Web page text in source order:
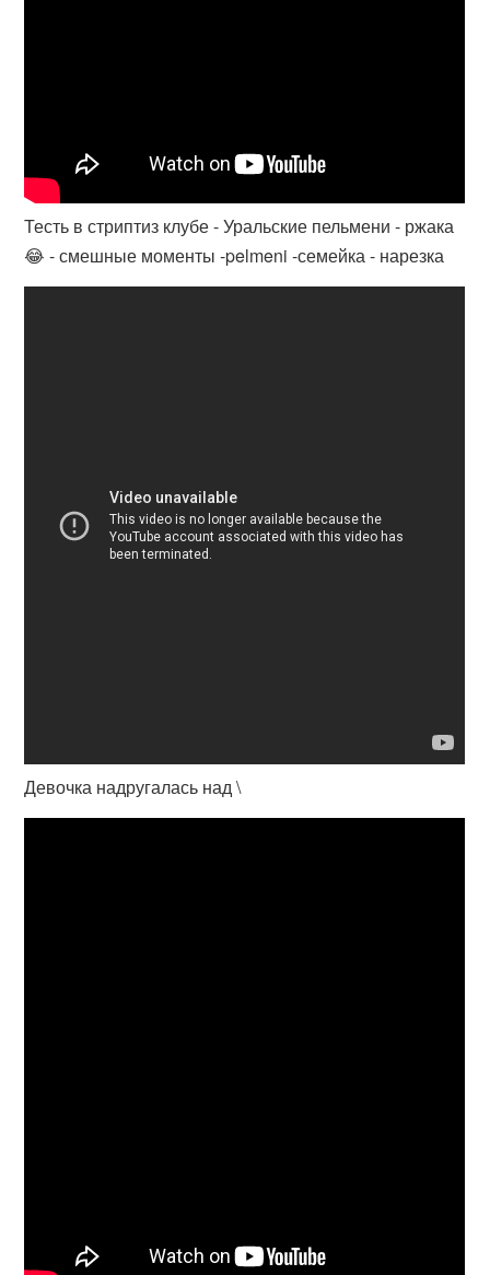
Тесть в стриптиз клубе - Уральские пельмени - ржака
😂 - смешные моменты -pelmeni -семейка - нарезка
Девочка надругалась над \